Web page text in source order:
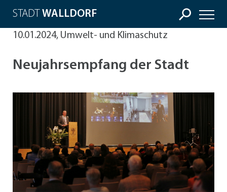
STADT WALLDORF
10.01.2024, Umwelt- und Klimaschutz
Neujahrsempfang der Stadt